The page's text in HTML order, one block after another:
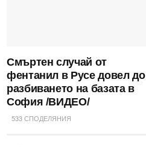
Смъртен случай от
фентанил в Русе довел до
разбиването на базата в
София /ВИДЕО/
533 СПОДЕЛЯНИЯ